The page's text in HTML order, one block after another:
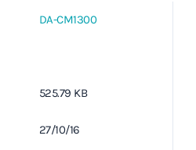
DA-CM1300
525.79 KB
27/10/16